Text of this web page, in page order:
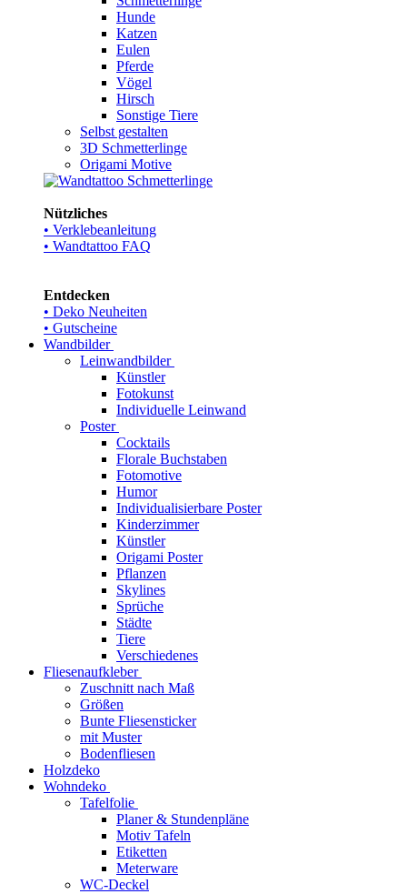
Hunde
Katzen
Eulen
Pferde
Vögel
Hirsch
Sonstige Tiere
Selbst gestalten
3D Schmetterlinge
Origami Motive
Nützliches
• Verklebeanleitung
• Wandtattoo FAQ
Entdecken
• Deko Neuheiten
• Gutscheine
Wandbilder
Leinwandbilder
Künstler
Fotokunst
Individuelle Leinwand
Poster
Cocktails
Florale Buchstaben
Fotomotive
Humor
Individualisierbare Poster
Kinderzimmer
Künstler
Origami Poster
Pflanzen
Skylines
Sprüche
Städte
Tiere
Verschiedenes
Fliesenaufkleber
Zuschnitt nach Maß
Größen
Bunte Fliesensticker
mit Muster
Bodenfliesen
Holzdeko
Wohndeko
Tafelfolie
Planer & Stundenpläne
Motiv Tafeln
Etiketten
Meterware
WC-Deckel